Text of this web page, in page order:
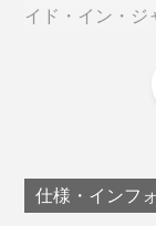
イド・イン・ジ
仕様・インフ